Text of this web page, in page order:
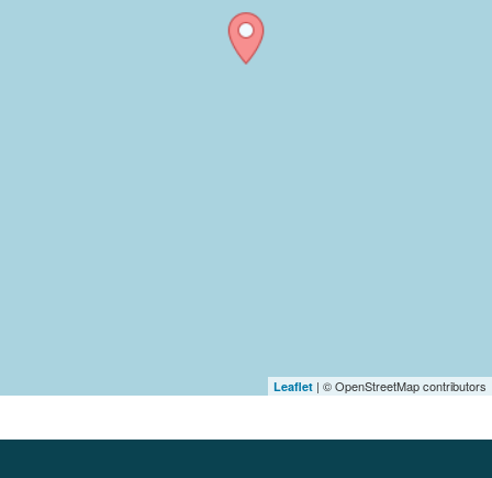
Leaflet | © OpenStreetMap contributors